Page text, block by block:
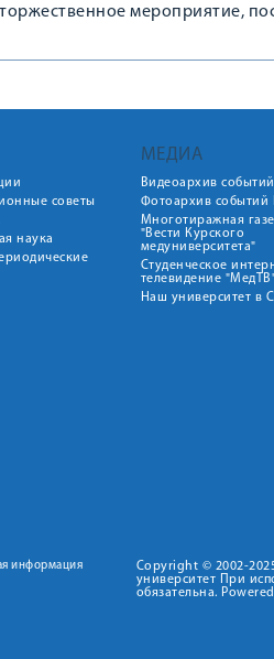
мероприятие,
советы
наука
МЕДИА
Видеоархив
Фотоархив событий
Многотиражная
"Вести Курского
медуниверситета"
Студенческое
телевидение
Наш университет в
информация
Copyright © 2002-
университет При
обязательна.